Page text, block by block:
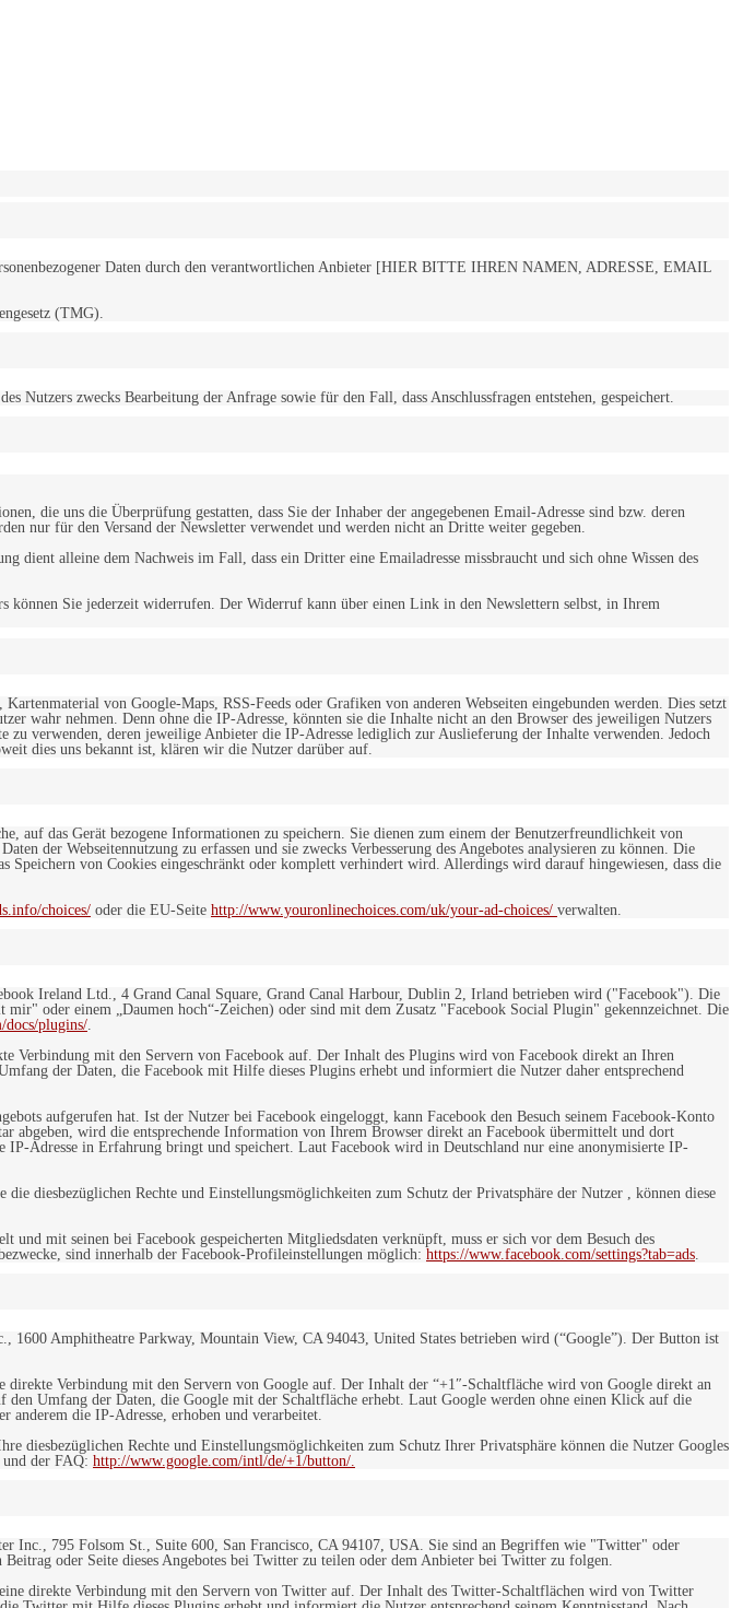
Daten durch den verantwortlichen Anbieter [HIER BITTE IHREN NAMEN, ADRESSE, EMAIL
(TMG).
zwecks Bearbeitung der Anfrage sowie für den Fall, dass Anschlussfragen entstehen, gespeichert.
die uns die Überprüfung gestatten, dass Sie der Inhaber der angegebenen Email-Adresse sind bzw. deren
nur für den Versand der Newsletter verwendet und werden nicht an Dritte weiter gegeben.
alleine dem Nachweis im Fall, dass ein Dritter eine Emailadresse missbraucht und sich ohne Wissen des
können Sie jederzeit widerrufen. Der Widerruf kann über einen Link in den Newslettern selbst, in Ihrem
von Google-Maps, RSS-Feeds oder Grafiken von anderen Webseiten eingebunden werden. Dies setzt
wahr nehmen. Denn ohne die IP-Adresse, könnten sie die Inhalte nicht an den Browser des jeweiligen Nutzers
verwenden, deren jeweilige Anbieter die IP-Adresse lediglich zur Auslieferung der Inhalte verwenden. Jedoch
dies uns bekannt ist, klären wir die Nutzer darüber auf.
auf das Gerät bezogene Informationen zu speichern. Sie dienen zum einem der Benutzerfreundlichkeit von
der Webseitennutzung zu erfassen und sie zwecks Verbesserung des Angebotes analysieren zu können. Die
von Cookies eingeschränkt oder komplett verhindert wird. Allerdings wird darauf hingewiesen, dass die
choices/ oder die EU-Seite http://www.youronlinechoices.com/uk/your-ad-choices/ verwalten.
Ireland Ltd., 4 Grand Canal Square, Grand Canal Harbour, Dublin 2, Irland betrieben wird ("Facebook"). Die
oder einem „Daumen hoch“-Zeichen) oder sind mit dem Zusatz "Facebook Social Plugin" gekennzeichnet. Die
docs/plugins/.
Verbindung mit den Servern von Facebook auf. Der Inhalt des Plugins wird von Facebook direkt an Ihren
der Daten, die Facebook mit Hilfe dieses Plugins erhebt und informiert die Nutzer daher entsprechend
aufgerufen hat. Ist der Nutzer bei Facebook eingeloggt, kann Facebook den Besuch seinem Facebook-Konto
abgeben, wird die entsprechende Information von Ihrem Browser direkt an Facebook übermittelt und dort
Adresse in Erfahrung bringt und speichert. Laut Facebook wird in Deutschland nur eine anonymisierte IP-
diesbezüglichen Rechte und Einstellungsmöglichkeiten zum Schutz der Privatsphäre der Nutzer , können diese
mit seinen bei Facebook gespeicherten Mitgliedsdaten verknüpft, muss er sich vor dem Besuch des
sind innerhalb der Facebook-Profileinstellungen möglich: https://www.facebook.com/settings?tab=ads.
1600 Amphitheatre Parkway, Mountain View, CA 94043, United States betrieben wird (“Google”). Der Button ist
direkte Verbindung mit den Servern von Google auf. Der Inhalt der “+1″-Schaltfläche wird von Google direkt an
Umfang der Daten, die Google mit der Schaltfläche erhebt. Laut Google werden ohne einen Klick auf die
anderem die IP-Adresse, erhoben und verarbeitet.
diesbezüglichen Rechte und Einstellungsmöglichkeiten zum Schutz Ihrer Privatsphäre können die Nutzer Googles
und der FAQ: http://www.google.com/intl/de/+1/button/.
Inc., 795 Folsom St., Suite 600, San Francisco, CA 94107, USA. Sie sind an Begriffen wie "Twitter" oder
oder Seite dieses Angebotes bei Twitter zu teilen oder dem Anbieter bei Twitter zu folgen.
direkte Verbindung mit den Servern von Twitter auf. Der Inhalt des Twitter-Schaltflächen wird von Twitter